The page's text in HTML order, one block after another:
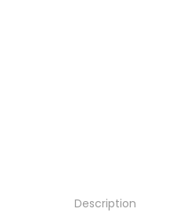
Description